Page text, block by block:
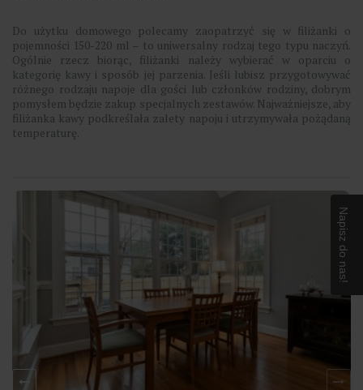
Do użytku domowego polecamy zaopatrzyć się w filiżanki o
pojemności 150-220 ml – to uniwersalny rodzaj tego typu naczyń.
Ogólnie rzecz biorąc, filiżanki należy wybierać w oparciu o
kategorię kawy i sposób jej parzenia. Jeśli lubisz przygotowywać
różnego rodzaju napoje dla gości lub członków rodziny, dobrym
pomysłem będzie zakup specjalnych zestawów. Najważniejsze, aby
filiżanka kawy podkreślała zalety napoju i utrzymywała pożądaną
temperaturę.
Napisz do nas!